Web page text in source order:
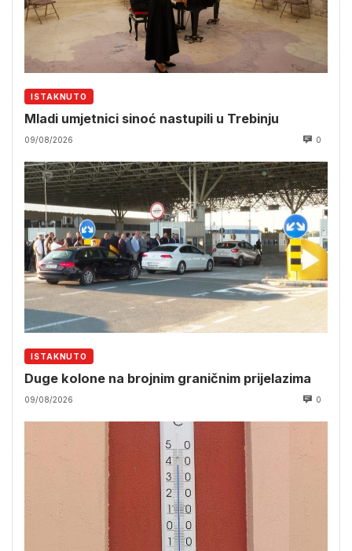
ISTAKNUTO
Mladi umjetnici sinoć nastupili u Trebinju
09/08/2026 0
ISTAKNUTO
Duge kolone na brojnim graničnim prijelazima
09/08/2026 0